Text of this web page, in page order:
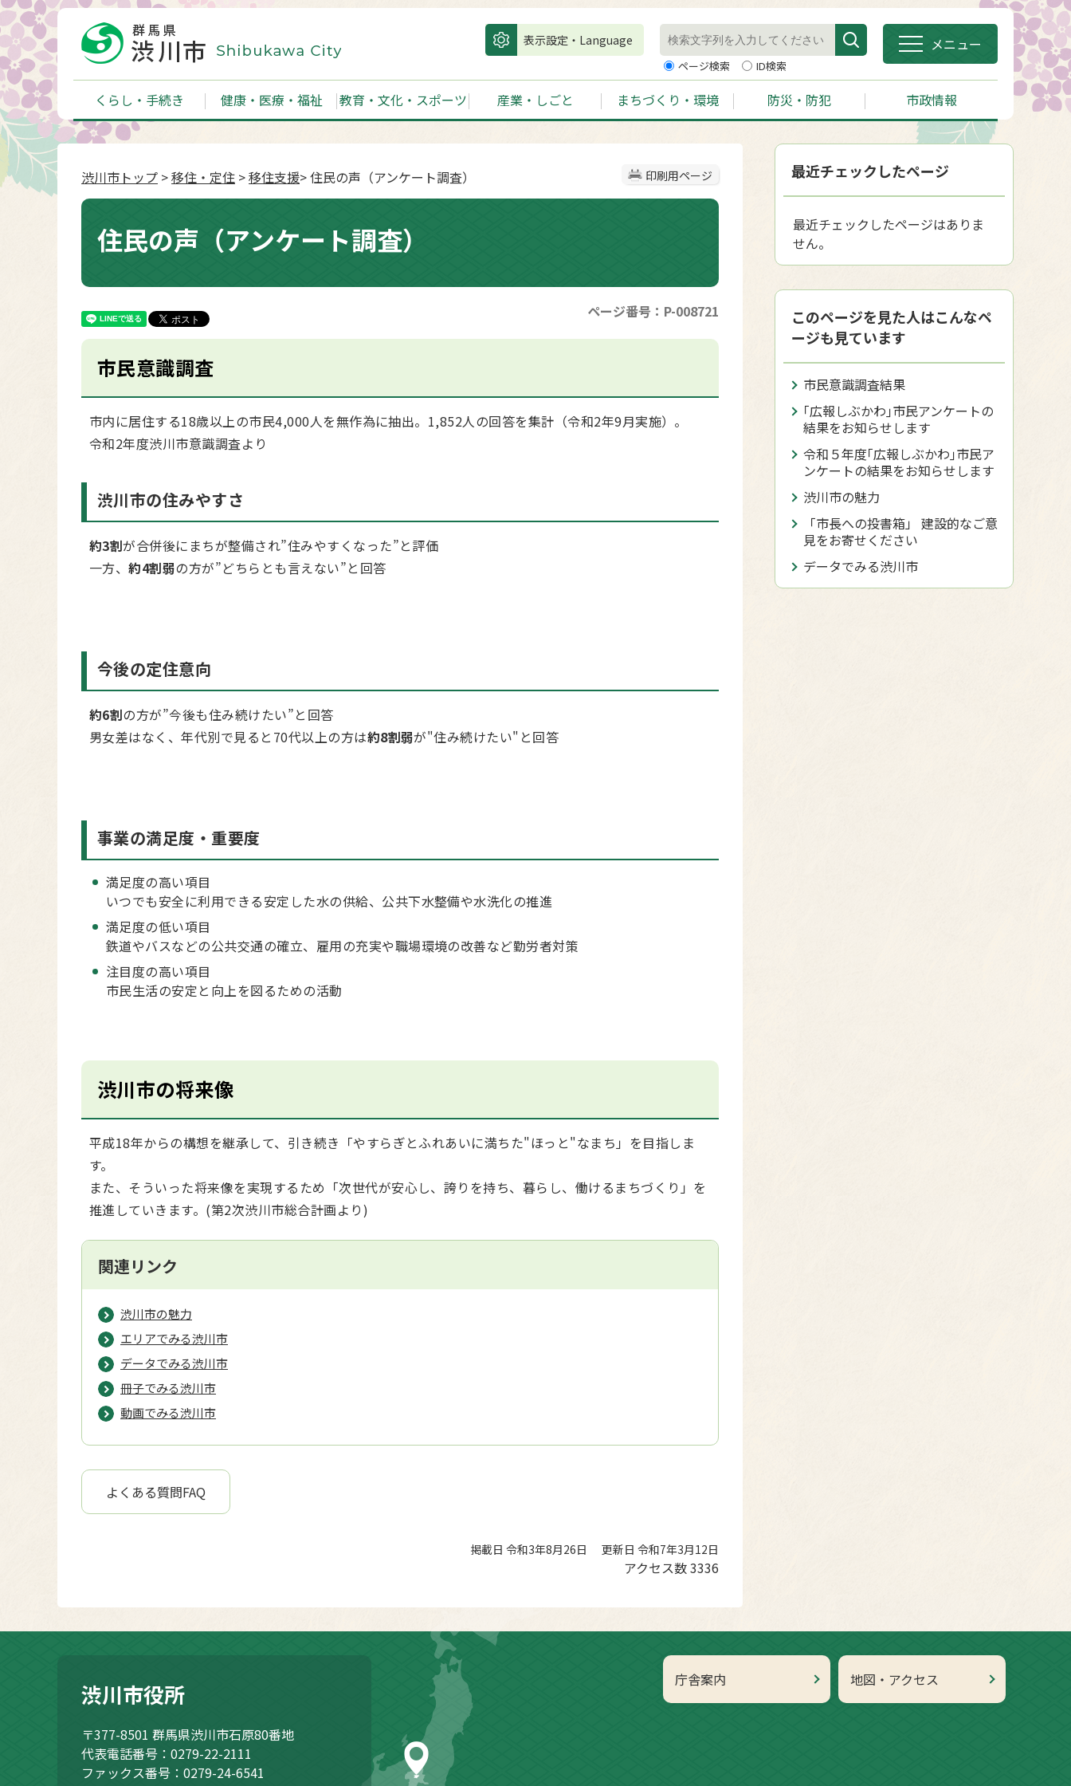
表示設定・Language
ページ検索 ID検索
メニュー
くらし・手続き 健康・医療・福祉 教育・文化・スポーツ 産業・しごと まちづくり・環境 防災・防犯 市政情報
印刷用ページ
渋川市トップ >移住・定住 >移住支援> 住民の声（アンケート調査）
住民の声（アンケート調査）
ページ番号：P-008721
市民意識調査
市内に居住する18歳以上の市民4,000人を無作為に抽出。1,852人の回答を集計（令和2年9月実施）。
令和2年度渋川市意識調査より
渋川市の住みやすさ
約3割が合併後にまちが整備され”住みやすくなった”と評価
一方、約4割弱の方が”どちらとも言えない”と回答
今後の定住意向
約6割の方が”今後も住み続けたい”と回答
男女差はなく、年代別で見ると70代以上の方は約8割弱が"住み続けたい"と回答
事業の満足度・重要度
満足度の高い項目
いつでも安全に利用できる安定した水の供給、公共下水整備や水洗化の推進
満足度の低い項目
鉄道やバスなどの公共交通の確立、雇用の充実や職場環境の改善など勤労者対策
注目度の高い項目
市民生活の安定と向上を図るための活動
渋川市の将来像
平成18年からの構想を継承して、引き続き「やすらぎとふれあいに満ちた"ほっと"なまち」を目指しま
す。
また、そういった将来像を実現するため「次世代が安心し、誇りを持ち、暮らし、働けるまちづくり」を
推進していきます。(第2次渋川市総合計画より)
関連リンク
渋川市の魅力
エリアでみる渋川市
データでみる渋川市
冊子でみる渋川市
動画でみる渋川市
よくある質問FAQ
掲載日 令和3年8月26日 更新日 令和7年3月12日
アクセス数3336
最近チェックしたページ
最近チェックしたページはありま
せん。
このページを見た人はこんなペ
ージも見ています
市民意識調査結果
｢広報しぶかわ｣市民アンケートの
結果をお知らせします
令和５年度｢広報しぶかわ｣市民ア
ンケートの結果をお知らせします
渋川市の魅力
「市長への投書箱」 建設的なご意
見をお寄せください
データでみる渋川市
庁舎案内 地図・アクセス
渋川市役所
〒377-8501 群馬県渋川市石原80番地
代表電話番号：0279-22-2111
ファックス番号：0279-24-6541